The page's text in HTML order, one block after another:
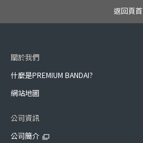
返回頁首
關於我們
什麼是PREMIUM BANDAI?
網站地圖
公司資訊
公司簡介